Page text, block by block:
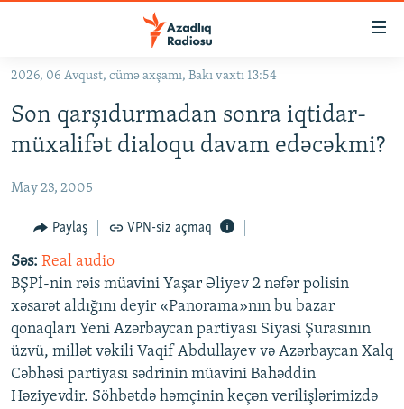
Əsas
qayıt
Əsas
qayıt
#İZAHLA
#ƏSLINDƏ
FƏRQƏ BAX
QANUNI DOĞRU
ARAŞDIRMA
MULTIMEDIA
VIDEO
FOTOQALEREYA
RADIO ARXIV
OXU ZALI
HAQQIMIZDA
2026, 06 Avqust, cümə axşamı, Bakı vaxtı 13:54
Son qarşıdurmadan sonra iqtidar-
müxalifət dialoqu davam edəcəkmi?
May 23, 2005
Paylaş VPN-siz açmaq
Səs: Real audio
BŞPİ-nin rəis müavini Yaşar Əliyev 2 nəfər polisin
xəsarət aldığını deyir «Panorama»nın bu bazar
qonaqları Yeni Azərbaycan partiyası Siyasi Şurasının
üzvü, millət vəkili Vaqif Abdullayev və Azərbaycan Xalq
Cəbhəsi partiyası sədrinin müavini Bahəddin
Həziyevdir. Söhbətdə həmçinin keçən verilişlərimizdə